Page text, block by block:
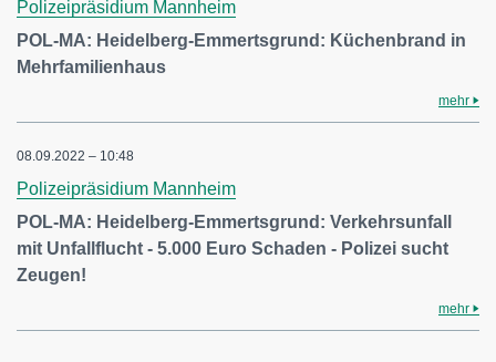
Polizeipräsidium Mannheim
POL-MA: Heidelberg-Emmertsgrund: Küchenbrand in
Mehrfamilienhaus
mehr
08.09.2022 – 10:48
Polizeipräsidium Mannheim
POL-MA: Heidelberg-Emmertsgrund: Verkehrsunfall
mit Unfallflucht - 5.000 Euro Schaden - Polizei sucht
Zeugen!
mehr